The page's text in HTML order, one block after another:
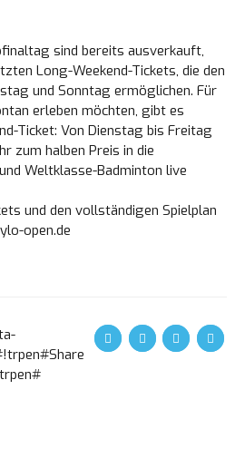
sind bereits ausverkauft,
Long-Weekend-Tickets, die den
und Sonntag ermöglichen. Für
erleben möchten, gibt es
Ticket: Von Dienstag bis Freitag
zum halben Preis in die
Weltklasse-Badminton live
und den vollständigen Spielplan
open.de